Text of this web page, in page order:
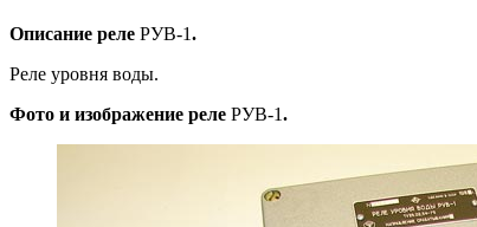
Описание реле РУВ-1.
Реле уровня воды.
Фото и изображение реле РУВ-1.